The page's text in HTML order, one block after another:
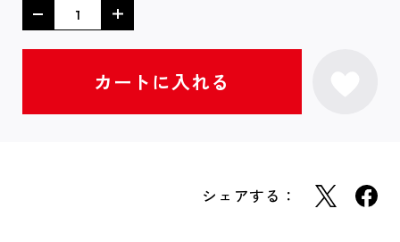
シェアする：